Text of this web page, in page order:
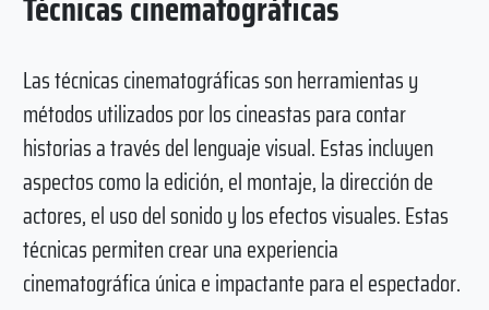
Las técnicas cinematográficas son herramientas y
métodos utilizados por los cineastas para contar
historias a través del lenguaje visual. Estas incluyen
aspectos como la edición, el montaje, la dirección de
actores, el uso del sonido y los efectos visuales. Estas
técnicas permiten crear una experiencia
cinematográfica única e impactante para el espectador.